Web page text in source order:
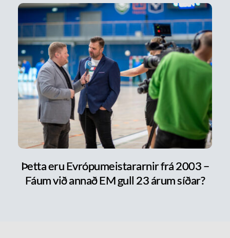
Þetta eru Evrópumeistararnir frá 2003 –
Fáum við annað EM gull 23 árum síðar?